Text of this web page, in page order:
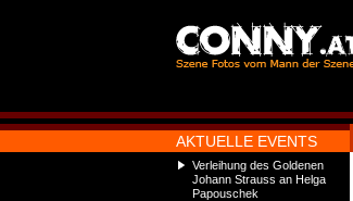
AKTUELLE EVENTS
Verleihung des Goldenen
Johann Strauss an Helga
Papouschek